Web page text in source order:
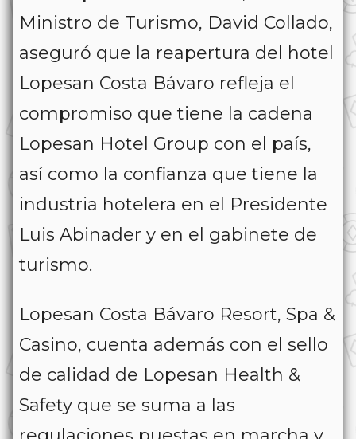
Ministro de Turismo, David Collado,
aseguró que la reapertura del hotel
Lopesan Costa Bávaro refleja el
compromiso que tiene la cadena
Lopesan Hotel Group con el país,
así como la confianza que tiene la
industria hotelera en el Presidente
Luis Abinader y en el gabinete de
turismo.
Lopesan Costa Bávaro Resort, Spa &
Casino, cuenta además con el sello
de calidad de Lopesan Health &
Safety que se suma a las